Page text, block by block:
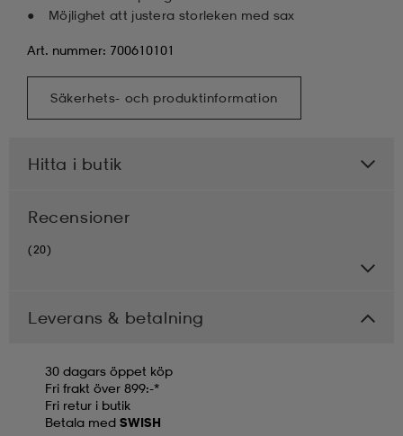
Möjlighet att justera storleken med sax
Art. nummer: 700610101
Säkerhets- och produktinformation
Hitta i butik
Recensioner
(20)
Leverans & betalning
30 dagars öppet köp
Fri frakt över 899:-*
Fri retur i butik
Betala med SWISH